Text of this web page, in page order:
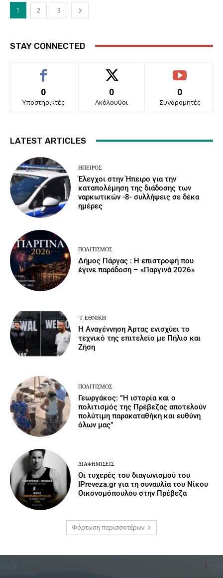
1 2 3
STAY CONNECTED
0
Υποστηρικτές
0
Ακόλουθοι
0
Συνδρομητές
LATEST ARTICLES
ΉΠΕΙΡΟΣ
Έλεγχοι στην Ήπειρο για την
καταπολέμηση της διάδοσης των
ναρκωτικών -8- συλλήψεις σε δέκα
ημέρες
ΠΟΛΙΤΙΣΜΌΣ
Δήμος Πάργας : Η επιστροφή που
έγινε παράδοση – «Παργινά 2026»
΄Γ ΕΘΝΙΚΉ
Η Αναγέννηση Άρτας ενισχύει το
τεχνικό της επιτελείο με Πήλιο και
Ζήση
ΠΟΛΙΤΙΣΜΌΣ
Γεωργάκος: ”Η ιστορία και ο
πολιτισμός της Πρέβεζας αποτελούν
πολύτιμη παρακαταθήκη και ευθύνη
όλων μας”
ΔΙΑΦΗΜΊΣΕΙΣ
Οι τυχερές του διαγωνισμού του
IPreveza.gr για τη συναυλία του Νίκου
Οικονομόπουλου στην Πρέβεζα
Φόρτωση περισσοτέρων